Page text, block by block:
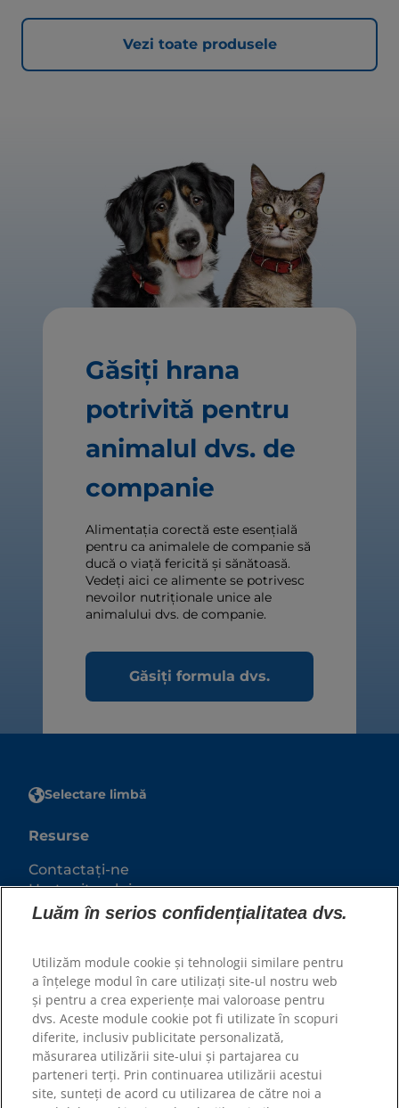
Vezi toate produsele
Găsiți hrana
potrivită pentru
animalul dvs. de
companie
Alimentația corectă este esențială
pentru ca animalele de companie să
ducă o viață fericită și sănătoasă.
Vedeți aici ce alimente se potrivesc
nevoilor nutriționale unice ale
animalului dvs. de companie.
Găsiți formula dvs.
Selectare limbă
Resurse
Contactați-ne
Harta site-ului
Hill’s Vet
Cariere
Parteneri adaposturi
Luăm în serios confidențialitatea dvs.
Utilizăm module cookie și tehnologii similare pentru
a înțelege modul în care utilizați site-ul nostru web
și pentru a crea experiențe mai valoroase pentru
dvs. Aceste module cookie pot fi utilizate în scopuri
diferite, inclusiv publicitate personalizată,
măsurarea utilizării site-ului și partajarea cu
parteneri terți. Prin continuarea utilizării acestui
site, sunteți de acord cu utilizarea de către noi a